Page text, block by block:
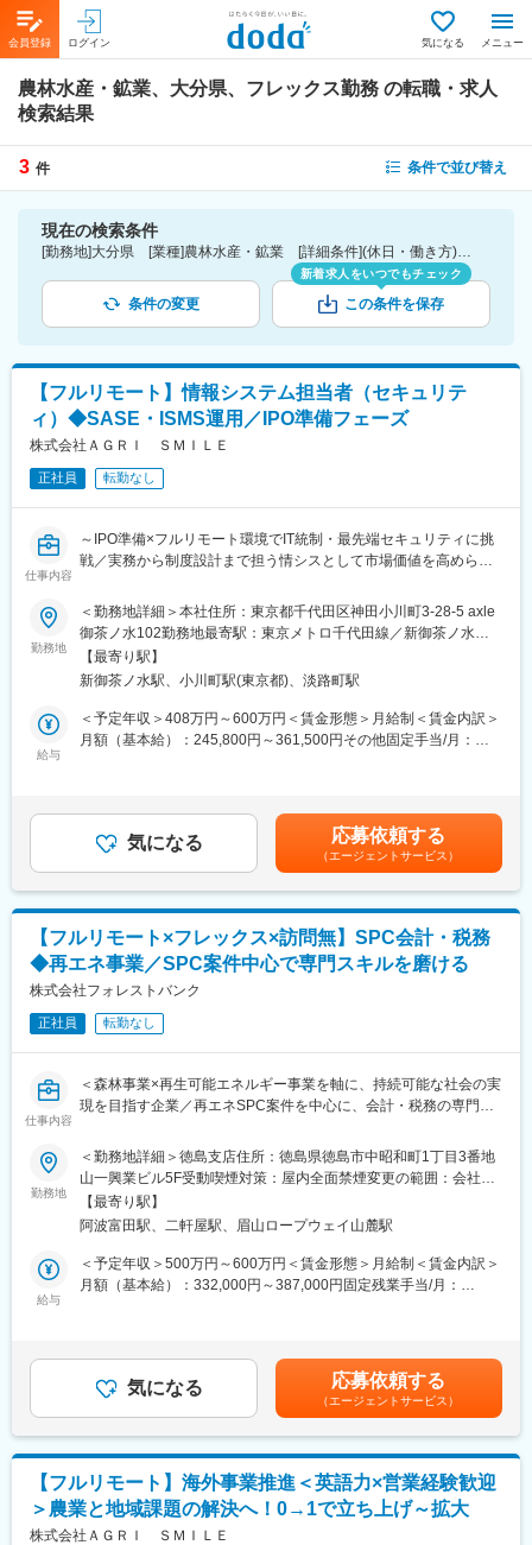
会員登録 ログイン 気になる メニュー
農林水産・鉱業、大分県、フレックス勤務 の転職・求人
検索結果
3 件 条件で並び替え
現在の検索条件
[勤務地]大分県 [業種]農林水産・鉱業 [詳細条件](休日・働き方)フレックス勤務
条件の変更
新着求人をいつでもチェック
この条件を保存
【フルリモート】情報システム担当者（セキュリテ
ィ）◆SASE・ISMS運用／IPO準備フェーズ
株式会社ＡＧＲＩ ＳＭＩＬＥ
正社員 転勤なし
仕事内容
～IPO準備×フルリモート環境でIT統制・最先端セキュリティに挑
戦／実務から制度設計まで担う情シスとして市場価値を高められ
■業務内容：
◇フルリモート環境で、情報システム業務全般に関わっていただ
きます。
◇当部門では現在、情報システム責任者1名、パートスタッフ2名
が在籍しており（平均年齢31歳）、実務から制度の策定まで幅広
く対応し、一緒に情報システム部門を作っていただける方を募集
どの上流工程へ徐々に業務の幅を広げていただきます。
◇MDMツール（LANSCOPE）を使用した貸与デバイスの運用・
管理
◇各種ベンダーとの調整、問い合わせ対応
【コーポレートIT・ヘルプデスク領域（主担当）】
◇各種SaaS（Google Workspace、Slack、Notion、1Password
など）のアカウント・ライセンス管理、運用
◇貸与デバイスおよびIT資産の管理、キッティング、入社時研修
の実施
◇社内ヘルプデスク対応、FAQやマニュアルの作成・整備
◇ISMS事務局の対応、および運用の継続的改善（SecureNavi等
の活用）
◇情報セキュリティ規程・ガイドラインの整備、SaaS・AIサービ
ス導入時のセキュリティ評価
対応
◇セキュリティインシデント対応および再発防止策の策定、社内
Google Workspace、Slack、Notion、1password、ZOOM、
Microsoft 365、Windows 365、Adobe、Goodline、
SecureNavi、Apple Business Manager、Deep Instinct、
LANSCOPE、Verona SASE、Sansan
変更の範囲：会社の定める業務
勤務地
＜勤務地詳細＞本社住所：東京都千代田区神田小川町3-28-5 axle
御茶ノ水102勤務地最寄駅：東京メトロ千代田線／新御茶ノ水駅
受動喫煙対策：屋内全面禁煙変更の範囲：会社の定める事業所
（リモートワーク含む）
【最寄り駅】
新御茶ノ水駅、小川町駅(東京都)、淡路町駅
給与
＜予定年収＞408万円～600万円＜賃金形態＞月給制＜賃金内訳＞
月額（基本給）：245,800円～361,500円その他固定手当/月：
無＞有＜残業手当＞有＜給与補足＞※経験やスキルを考慮して決定
します。■その他固定手当：深夜残業手当20時間分（超過分は別
途追加支給）賃金はあくまでも目安の金額であり、選考を通じて
上下する可能性があります。月給(月額)は固定手当を含めた表記で
す。
気になる 応募依頼する
（エージェントサービス）
【フルリモート×フレックス×訪問無】SPC会計・税務
◆再エネ事業／SPC案件中心で専門スキルを磨ける
株式会社フォレストバンク
正社員 転勤なし
仕事内容
＜森林事業×再生可能エネルギー事業を軸に、持続可能な社会の実
現を目指す企業／再エネSPC案件を中心に、会計・税務の専門性
■業務内容：
再生可能エネルギー（主に太陽光発電）に関するSPC案件を中心
に、以下の業務を段階的にお任せします。
まずは会計・税務業務からスタートし、将来的には上流工程にも
関わっていただく想定です。
＜会計業務＞
・発電設備等の固定資産管理、減価償却
・プロジェクト単位での収支管理
・SPC特有の税務論点の整理
・税理士法人との折衝・資料作成
・再エネ関連の税制優遇の適用検討
勤務地
＜勤務地詳細＞徳島支店住所：徳島県徳島市中昭和町1丁目3番地
山一興業ビル5F受動喫煙対策：屋内全面禁煙変更の範囲：会社の
定める事業所（リモートワーク含む）
【最寄り駅】
阿波富田駅、二軒屋駅、眉山ロープウェイ山麓駅
給与
＜予定年収＞500万円～600万円＜賃金形態＞月給制＜賃金内訳＞
月額（基本給）：332,000円～387,000円固定残業手当/月：
齢、経験を考慮の上、決定します。※賞与あり（年最大3回、2ヶ
月分、業績に応じて支給）賃金はあくまでも目安の金額であり、
選考を通じて上下する可能性があります。月給(月額)は固定手当を
含めた表記です。
気になる 応募依頼する
（エージェントサービス）
【フルリモート】海外事業推進＜英語力×営業経験歓迎
＞農業と地域課題の解決へ！0→1で立ち上げ～拡大
株式会社ＡＧＲＩ ＳＭＩＬＥ